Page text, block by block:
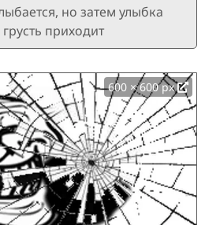
но затем улыбка
приходит
600 × 600 px